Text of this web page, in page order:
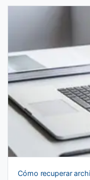
Cómo recuperar